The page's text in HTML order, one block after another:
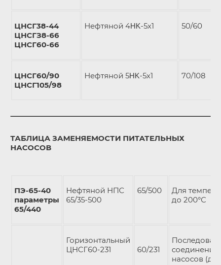
ЦНСГ38-44
ЦНСГЗ8-66
ЦНСГ60-66
Нефтяной 4ΗΚ-5х1 50/60
ЦНСГ60/90
ЦНСГ105/98
Нефтяной 5ΗΚ-5х1 70/108
ТАБЛИЦА ЗАМЕНЯЕМОСТИ ПИТАТЕЛЬНЫХ
НАСОСОВ
ПЭ-65-40
параметры
65/440
Нефтяной НПС
65/35-500
65/500
Для
до 200°С
Горизонтальный
ЦНСГ60-231
60/231
соединение
насосов (для